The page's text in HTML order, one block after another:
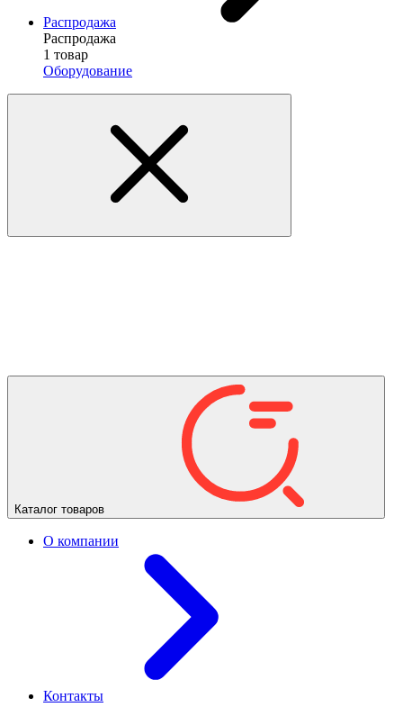
Распродажа
Распродажа
1 товар
Оборудование
Каталог товаров
О компании
Контакты